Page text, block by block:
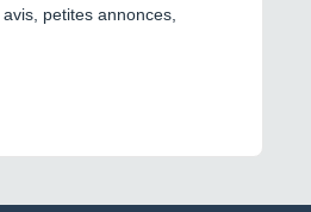
petites annonces,